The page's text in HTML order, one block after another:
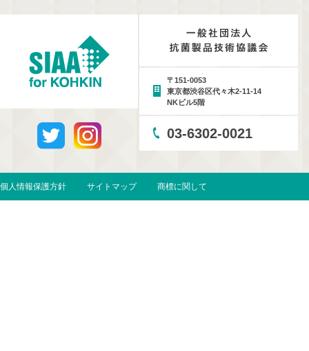
〒151-0053
東京都渋谷区代々木2-11-14
NKビル5階
03-6302-0021
個人情報保護方針 サイトマップ 商標に関して